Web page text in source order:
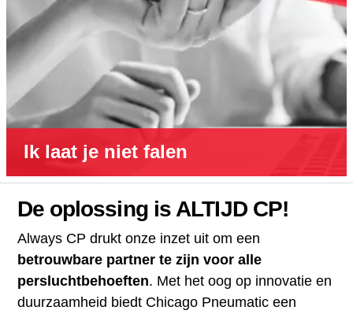
Ik laat je niet falen
De oplossing is ALTIJD CP!
Always CP drukt onze inzet uit om een
betrouwbare partner te zijn voor alle
persluchtbehoeften. Met het oog op innovatie en
duurzaamheid biedt Chicago Pneumatic een